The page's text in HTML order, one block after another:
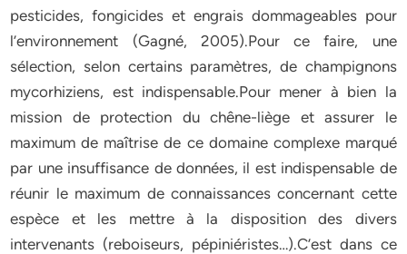
pesticides, fongicides et engrais dommageables pour
l’environnement (Gagné, 2005).Pour ce faire, une
sélection, selon certains paramètres, de champignons
mycorhiziens, est indispensable.Pour mener à bien la
mission de protection du chêne-liège et assurer le
maximum de maîtrise de ce domaine complexe marqué
par une insuffisance de données, il est indispensable de
réunir le maximum de connaissances concernant cette
espèce et les mettre à la disposition des divers
intervenants (reboiseurs, pépiniéristes…).C’est dans ce